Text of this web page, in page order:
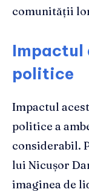
comunității
Impactul
politice
Impactul
politice a
considerabil.
lui Nicușor
imaginea de